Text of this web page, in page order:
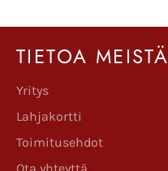
TIETOA MEISTÄ
Yritys
Lahjakortti
Toimitusehdot